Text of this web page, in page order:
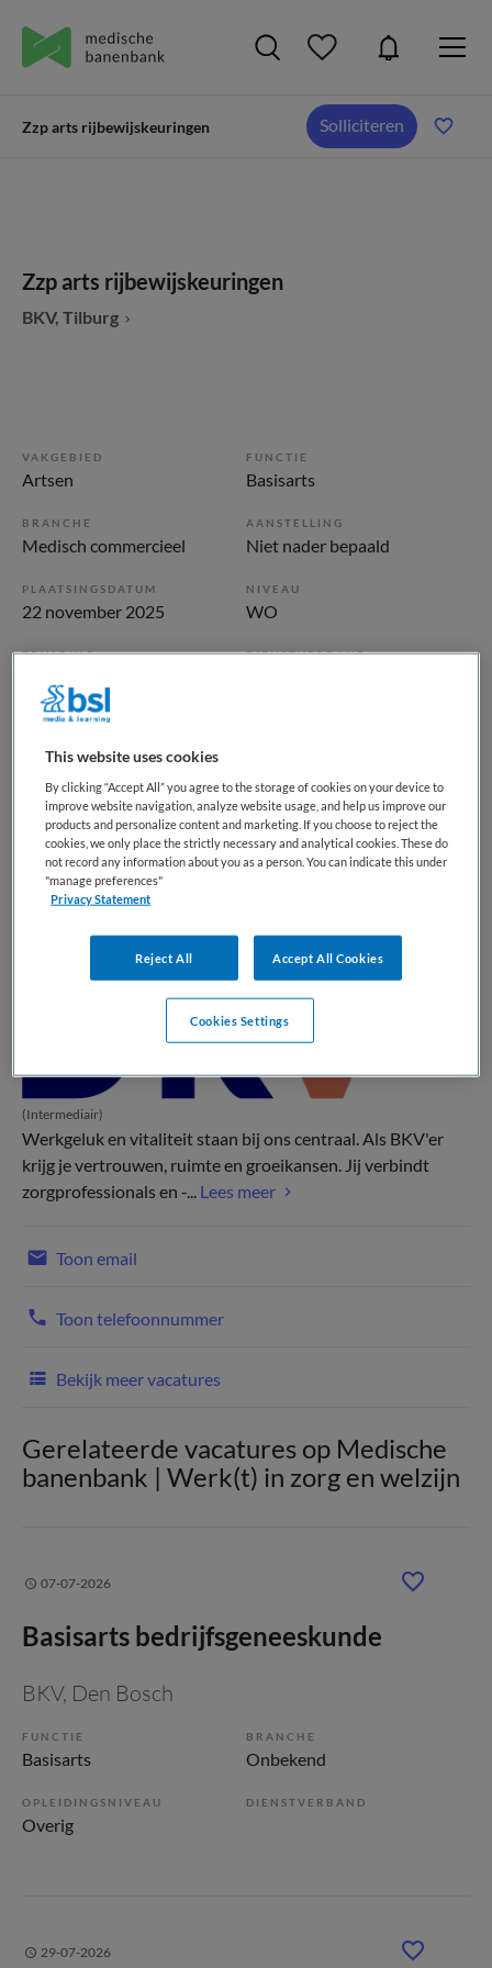
Zzp arts rijbewijskeuringen Solliciteren
Zzp arts rijbewijskeuringen
BKV, Tilburg
VAKGEBIED
Artsen
FUNCTIE
Basisarts
BRANCHE
Medisch commercieel
AANSTELLING
Niet nader bepaald
PLAATSINGSDATUM
22 november 2025
NIVEAU
WO
ERVARING DIENSTVERBAND
Vacature niet beschikbaar
Deze vacature Zzp arts rijbewijskeuringen bij BKV is niet
meer actueel. Hieronder staan enkele vergelijkbare
vacatures die voor u wellicht interessant zijn.
(Intermediair)
Werkgeluk en vitaliteit staan bij ons centraal. Als BKV'er
krijg je vertrouwen, ruimte en groeikansen. Jij verbindt
zorgprofessionals en -... Lees meer
Toon email
Toon telefoonnummer
Bekijk meer vacatures
Gerelateerde vacatures op Medische
banenbank | Werk(t) in zorg en welzijn
07-07-2026
Basisarts bedrijfsgeneeskunde
BKV, Den Bosch
FUNCTIE
Basisarts
BRANCHE
Onbekend
OPLEIDINGSNIVEAU
Overig
DIENSTVERBAND
29-07-2026
This website uses cookies
By clicking “Accept All” you agree to the storage of cookies on your device to
improve website navigation, analyze website usage, and help us improve our
products and personalize content and marketing. If you choose to reject the
cookies, we only place the strictly necessary and analytical cookies. These do
not record any information about you as a person. You can indicate this under
"manage preferences"
Privacy Statement
Reject All Accept All Cookies
Cookies Settings